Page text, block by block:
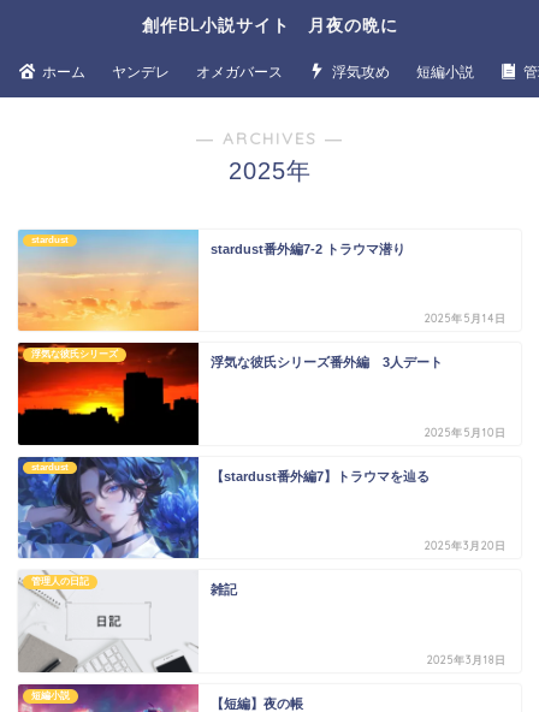
創作BL小説サイト 月夜の晩に
ホーム ヤンデレ オメガバース 浮気攻め 短編小説
― ARCHIVES ―
2025年
stardust
stardust番外編7-2 トラウマ潜り
2025年5月14日
浮気な彼氏シリーズ
浮気な彼氏シリーズ番外編 3人デート
2025年5月10日
stardust
【stardust番外編7】トラウマを辿る
2025年3月20日
管理人の日記
雑記
2025年3月18日
短編小説
【短編】夜の帳